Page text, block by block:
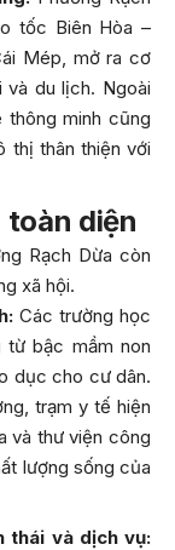
tốc Biên Hòa –
Mép, mở ra cơ
và du lịch. Ngoài
minh cũng
thị thân thiện với
toàn diện
Rạch Dừa còn
xã hội.
Các trường học
bậc mầm non
dục cho cư dân.
trạm y tế hiện
và thư viện công
lượng sống của
thái và dịch vụ: